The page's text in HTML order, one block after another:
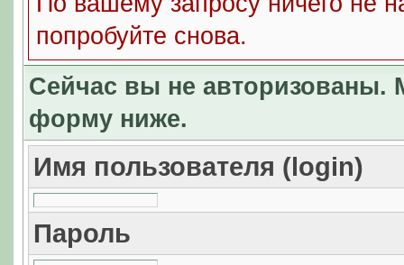
попробуйте снова.
Сейчас вы не авторизованы.
форму ниже.
Имя пользователя (login)
Пароль